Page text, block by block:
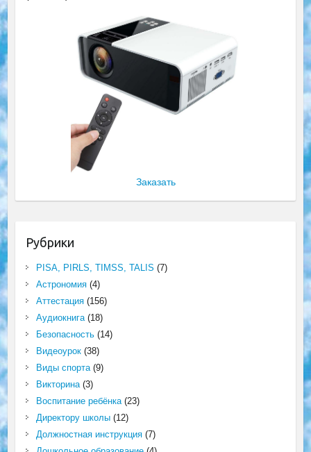
Заказать
Рубрики
PISA, PIRLS, TIMSS, TALIS (7)
Астрономия(4)
Аттестация(156)
Аудиокнига(18)
Безопасность(14)
Видеоурок(38)
Виды спорта(9)
Викторина(3)
Воспитание ребёнка(23)
Директору школы(12)
Должностная инструкция(7)